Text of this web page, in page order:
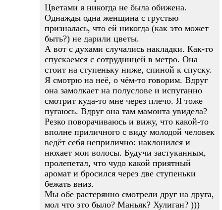
Цветами я никогда не была обижена.
Однажды одна женщина с грустью
призналась, что ей никогда (как это может
быть?) не дарили цветы.
А вот с духами случались накладки. Как-то
спускаемся с сотрудницей в метро. Она
стоит на ступеньку ниже, спиной к спуску.
Я смотрю на неё, о чём-то говорим. Вдруг
она замолкает на полуслове и испуганно
смотрит куда-то мне через плечо. Я тоже
пугаюсь. Вдруг она там мамонта увидела?
Резко поворачиваюсь и вижу, что какой-то
вполне приличного с виду молодой человек
ведёт себя неприлично: наклонился и
нюхает мои волосы. Будучи застуканным,
пролепетал, что чудо какой приятный
аромат и бросился через две ступеньки
бежать вниз.
Мы обе растерянно смотрели друг на друга,
мол что это было? Маньяк? Хулиган? )))